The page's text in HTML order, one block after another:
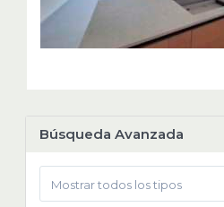
Búsqueda Avanzada
Mostrar todos los tipos